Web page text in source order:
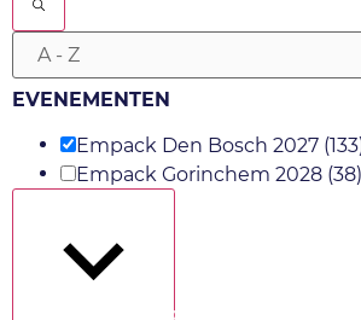
EVENEMENTEN
Empack Den Bosch 2027
Empack Gorinchem 2028 (38)
Toon meer